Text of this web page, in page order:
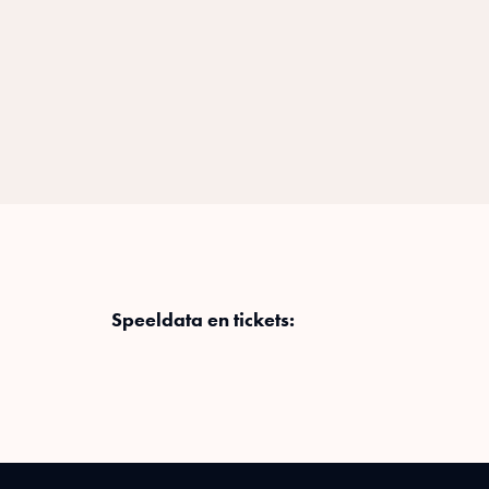
Speeldata en tickets: